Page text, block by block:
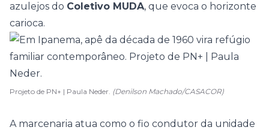
azulejos do Coletivo MUDA, que evoca o horizonte
carioca.
Projeto de PN+ | Paula Neder. (Denilson Machado/CASACOR)
A marcenaria atua como o fio condutor da unidade